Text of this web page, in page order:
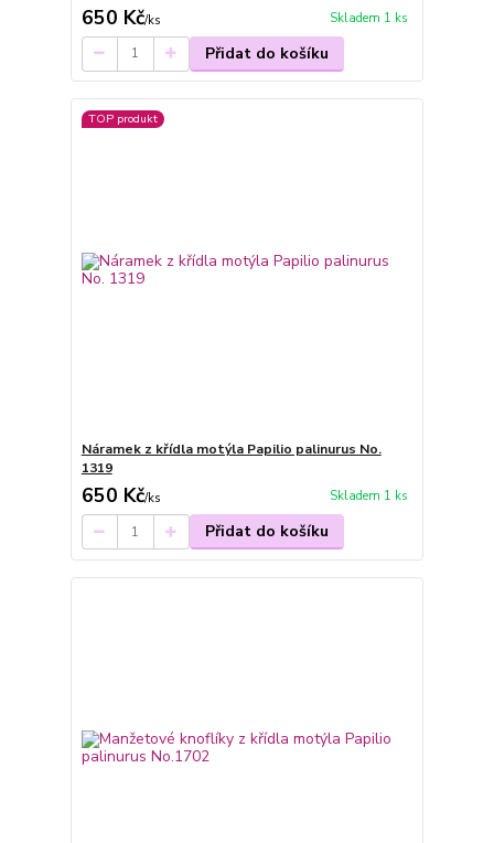
650 Kč/ks Skladem 1 ks
Přidat do košíku
TOP produkt
Náramek z křídla motýla Papilio palinurus No.
1319
650 Kč/ks Skladem 1 ks
Přidat do košíku